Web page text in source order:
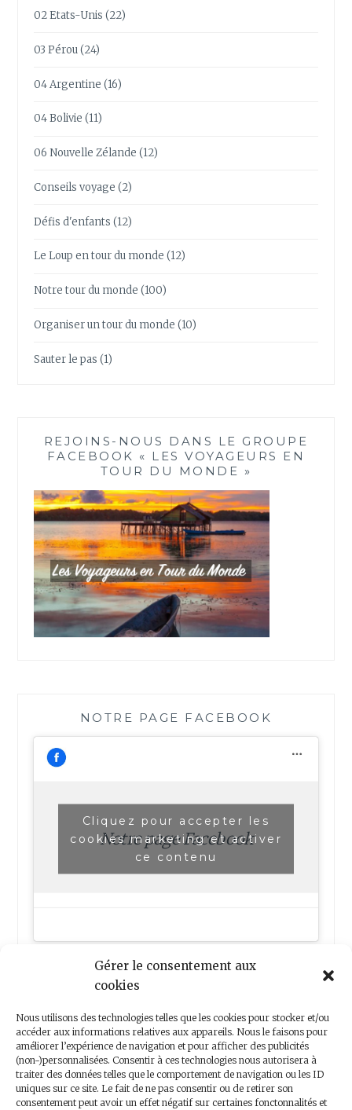
Gérer le consentement aux
cookies
Nous utilisons des technologies telles que les cookies pour stocker et/ou
accéder aux informations relatives aux appareils. Nous le faisons pour
améliorer l’expérience de navigation et pour afficher des publicités
(non-)personnalisées. Consentir à ces technologies nous autorisera à
traiter des données telles que le comportement de navigation ou les ID
uniques sur ce site. Le fait de ne pas consentir ou de retirer son
consentement peut avoir un effet négatif sur certaines fonctonnalités et
02 Etats-Unis (22)
03 Pérou(24)
04 Argentine (16)
04 Bolivie (11)
06 Nouvelle Zélande (12)
Conseils voyage (2)
Défis d'enfants (12)
Le Loup en tour du monde (12)
Notre tour du monde (100)
Organiser un tour du monde (10)
Sauter le pas (1)
REJOINS-NOUS DANS LE GROUPE
FACEBOOK « LES VOYAGEURS EN
TOUR DU MONDE »
NOTRE PAGE FACEBOOK
Notre page Facebook
Cliquez pour accepter les
cookies marketing et activer
ce contenu
Nous contacter